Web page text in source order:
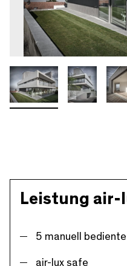
Leistung air-
5 manuell
air-lux safe